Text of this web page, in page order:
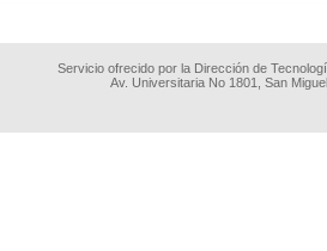
Servicio ofrecido por la Dirección de
Av. Universitaria No 1801, San